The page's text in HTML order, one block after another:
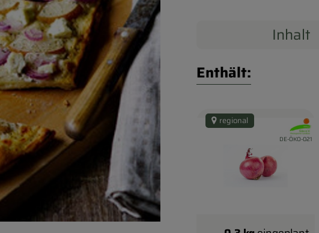
Inhalt
Enthält:
,
, Kontrollstelle:
DE-ÖKO-021
regional